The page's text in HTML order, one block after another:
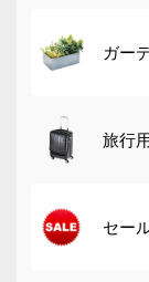
ガー
旅行
セー